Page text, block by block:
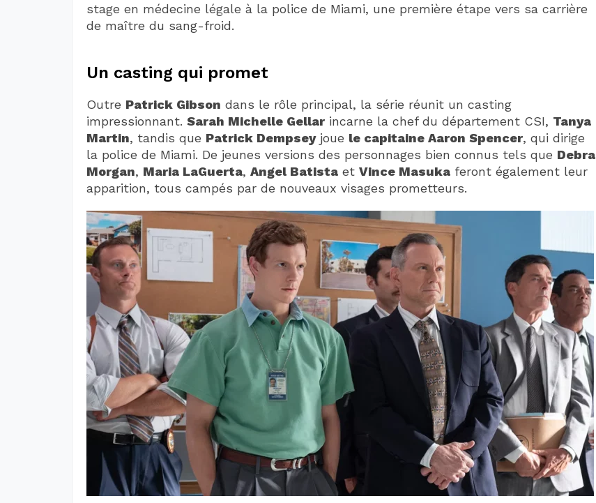
stage en médecine légale à la police de Miami, une première étape vers sa carrière
de maître du sang-froid.
Un casting qui promet
Outre Patrick Gibson dans le rôle principal, la série réunit un casting
impressionnant. Sarah Michelle Gellarincarne la chef du département CSI, Tanya
Martin, tandis que Patrick Dempseyjoue le capitaine Aaron Spencer, qui dirige
la police de Miami. De jeunes versions des personnages bien connus tels que Debra
Morgan, Maria LaGuerta, Angel Batistaet Vince Masukaferont également leur
apparition, tous campés par de nouveaux visages prometteurs.